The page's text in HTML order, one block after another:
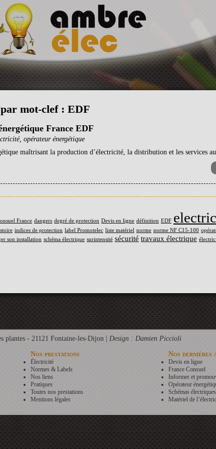
mot-clef : EDF
France EDF
, opérateur énergétique
maîtrisant la production d’électricité, la distribution et les services
France dangers degré de protection Devis en ligne définition EDF
indices de protection label Promotelec liste matériel norme norme NF C15-100
son installation schéma électrique surintensité sécurité travaux électrique
plantes - 21121 Fontaine-les-Dijon | Design : Damien Piccioli
Nos prestations
Électricité
Normes & Labels
Nos liens
Pratiques
Toutes nos prestations
Mentions légales
Nos dernières
Devis en ligne
France Consuel
Informer et
Opérateur
Schémas électriques
Matériel de